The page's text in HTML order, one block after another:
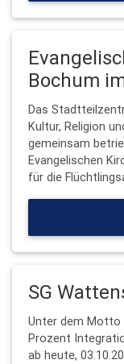
Bochum
Das
Kultur, Religion
gemeinsam
Evangelischen
für die
SG
Unter dem Motto
Prozent
ab heute,